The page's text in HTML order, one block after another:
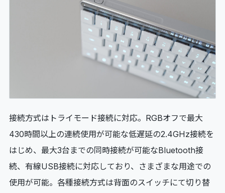
接続方式はトライモード接続に対応。RGBオフで最大
430時間以上の連続使用が可能な低遅延の2.4GHz接続を
はじめ、最大3台までの同時接続が可能なBluetooth接
続、有線USB接続に対応しており、さまざまな用途での
使用が可能。各種接続方式は背面のスイッチにて切り替